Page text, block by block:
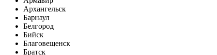
Архангельск
Барнаул
Белгород
Бийск
Благовещенск
Братск